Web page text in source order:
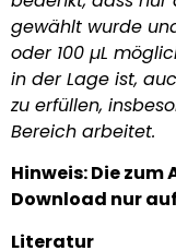
gewählt wurde
oder 100 µL
in der Lage ist,
zu erfüllen,
Bereich arbeitet.
Hinweis: Die zum
Download nur
Literatur